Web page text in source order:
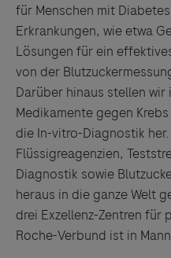
für Menschen mit
Erkrankungen, wie etwa
Lösungen für ein
von der
Darüber hinaus stellen wir
Medikamente gegen
die In-vitro-Diagnostik
Flüssigreagenzien,
Diagnostik sowie
heraus in die ganze Welt
drei Exzellenz-Zentren für
Roche-Verbund ist in